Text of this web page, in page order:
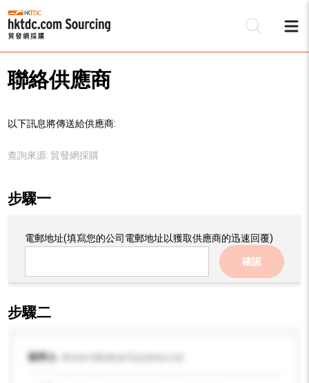
聯絡供應商
以下訊息將傳送給供應商:
查詢來源: 貿發網採購
步驟一
電郵地址(填寫您的公司電郵地址以獲取供應商的迅速回覆)
確認
步驟二
收件人